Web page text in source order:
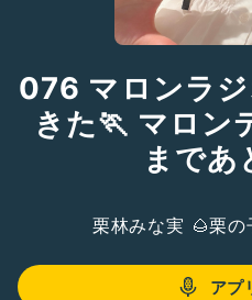
076 マロンラ
きた🏃 マロン
まであ
栗林みな実 🌰栗の
アプ